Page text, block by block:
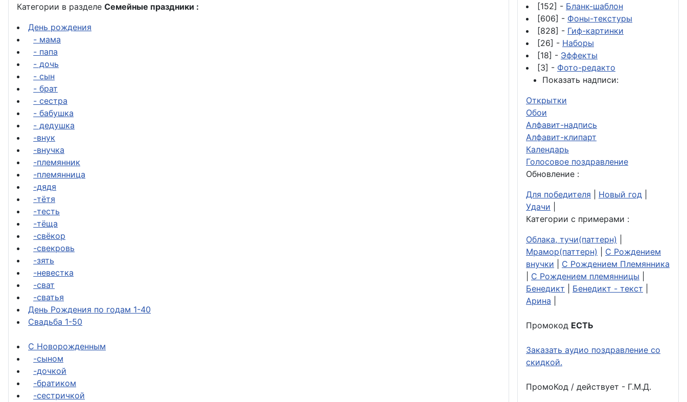
Категории в разделе Семейные праздники :
День рождения
- мама
- папа
- дочь
- сын
- брат
- сестра
- бабушка
- дедушка
-внук
-внучка
-племянник
-племянница
-дядя
-тётя
-тесть
-тёща
-свёкор
-свекровь
-зять
-невестка
-сват
-сватья
День Рождения по годам 1-40
Свадьба 1-50
С Новорожденным
-сыном
-дочкой
-братиком
-сестричкой
[152] - Бланк-шаблон
[606] - Фоны-текстуры
[828] - Гиф-картинки
[26] - Наборы
[18] - Эффекты
[3] - Фото-редакто
Показать надписи:
Открытки
Обои
Алфавит-надпись
Алфавит-клипарт
Календарь
Голосовое поздравление
Обновление :
Для победителя
Новый год
Удачи
Категории с примерами :
Облака, тучи(паттерн)
Мрамор(паттерн)
С Рождением
внучки
С Рождением Племянника
С Рождением племянницы
Бенедикт
Бенедикт - текст
Арина
Промокод ЕСТЬ
Заказать аудио поздравление со
скидкой.
ПромоКод / действует - Г.М.Д.